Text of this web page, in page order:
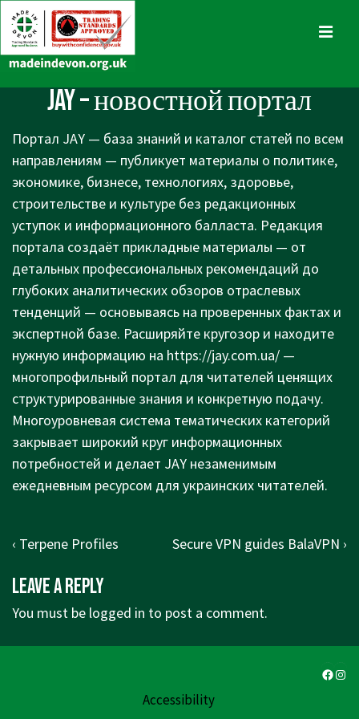
Skip
to
Main
NavigationJAY – новостной портал
Портал JAY — база знаний и каталог статей по всем
направлениям — публикует материалы о политике,
экономике, бизнесе, технологиях, здоровье,
строительстве и культуре без редакционных
уступок и информационного балласта. Редакция
портала создаёт прикладные материалы — от
детальных профессиональных рекомендаций до
глубоких аналитических обзоров отраслевых
тенденций — основываясь на проверенных фактах и
экспертной базе. Расширяйте кругозор и находите
нужную информацию на https://jay.com.ua/ —
многопрофильный портал для читателей ценящих
структурированные знания и конкретную подачу.
Многоуровневая система тематических категорий
закрывает широкий круг информационных
потребностей и делает JAY незаменимым
ежедневным ресурсом для украинских читателей.
Post
Previous
is
‹ Terpene Profiles
Next
Secure VPN guides BalaVPN ›
Leave a Reply
You must be logged in to post a comment.
Accessibility